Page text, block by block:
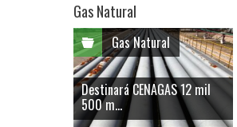
Gas Natural
Gas Natural
Destinará CENAGAS 12 mil
500 m...